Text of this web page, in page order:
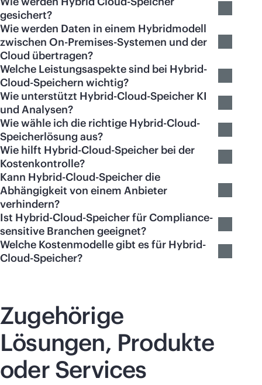
gesichert?
Wie werden Daten in einem Hybridmodell
zwischen On-Premises-Systemen und der
Cloud übertragen?
Welche Leistungsaspekte sind bei Hybrid-
Cloud-Speichern wichtig?
Wie unterstützt Hybrid-Cloud-Speicher KI
und Analysen?
Wie wähle ich die richtige Hybrid-Cloud-
Speicherlösung aus?
Wie hilft Hybrid-Cloud-Speicher bei der
Kostenkontrolle?
Kann Hybrid-Cloud-Speicher die
Abhängigkeit von einem Anbieter
verhindern?
Ist Hybrid-Cloud-Speicher für Compliance-
sensitive Branchen geeignet?
Welche Kostenmodelle gibt es für Hybrid-
Cloud-Speicher?
Zugehörige
Lösungen, Produkte
oder Services